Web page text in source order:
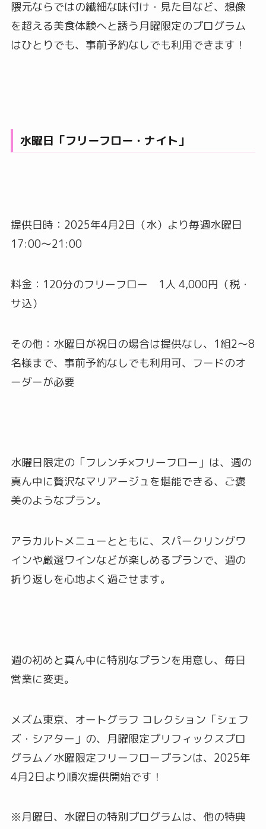
隈元ならではの繊細な味付け・見た目など、想像
を超える美食体験へと誘う月曜限定のプログラム
はひとりでも、事前予約なしでも利用できます！
水曜日「フリーフロー・ナイト」
提供日時：2025年4月2日（水）より毎週水曜日
17:00～21:00
料金：120分のフリーフロー 1人 4,000円（税・
サ込）
その他：水曜日が祝日の場合は提供なし、1組2～8
名様まで、事前予約なしでも利用可、フードのオ
ーダーが必要
水曜日限定の「フレンチ×フリーフロー」は、週の
真ん中に贅沢なマリアージュを堪能できる、ご褒
美のようなプラン。
アラカルトメニューとともに、スパークリングワ
インや厳選ワインなどが楽しめるプランで、週の
折り返しを心地よく過ごせます。
週の初めと真ん中に特別なプランを用意し、毎日
営業に変更。
メズム東京、オートグラフ コレクション「シェフ
ズ・シアター」の、月曜限定プリフィックスプロ
グラム／水曜限定フリーフロープランは、2025年
4月2日より順次提供開始です！
※月曜日、水曜日の特別プログラムは、他の特典